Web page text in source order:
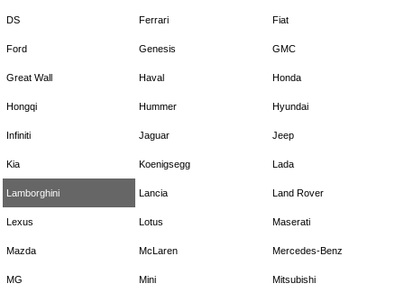
DS Ferrari Fiat
Ford Genesis GMC
Great Wall Haval Honda
Hongqi Hummer Hyundai
Infiniti Jaguar Jeep
Kia Koenigsegg Lada
Lamborghini Lancia Land Rover
Lexus Lotus Maserati
Mazda McLaren Mercedes-Benz
MG Mini Mitsubishi